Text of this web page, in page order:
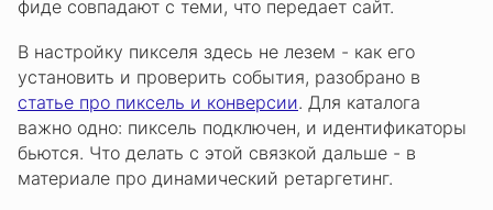
фиде совпадают с теми, что передает сайт.
В настройку пикселя здесь не лезем - как его
установить и проверить события, разобрано в
статье про пиксель и конверсии. Для каталога
важно одно: пиксель подключен, и идентификаторы
бьются. Что делать с этой связкой дальше - в
материале про динамический ретаргетинг.